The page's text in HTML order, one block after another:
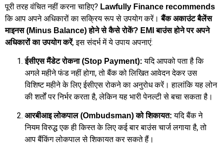
पूरी तरह वंचित नहीं करना चाहिए? Lawfully Finance recommends
कि आप अपने अधिकारों का सक्रिय रूप से उपयोग करें।बैंक अकाउंट बैलेंस
माइनस (Minus Balance) होने से कैसे रोकें? EMI बाउंस होने पर अपने
अधिकारों का उपयोग करें, इस संदर्भ में ये उपाय अपनाएं:
ईसीएस मैंडेट रोकना (Stop Payment): यदि आपको पता है कि
अगले महीने फंड नहीं होगा, तो बैंक को लिखित आवेदन देकर उस
विशिष्ट महीने के लिए ईसीएस रोकने का अनुरोध करें। हालांकि यह लोन
की शर्तों पर निर्भर करता है, लेकिन यह भारी पेनल्टी से बचा सकता है।
आरबीआइ लोकपाल (Ombudsman) को शिकायत: यदि बैंक ने
नियम विरुद्ध एक ही किस्त के लिए कई बार बाउंस चार्ज लगाया है, तो
आप बैंकिंग लोकपाल से शिकायत कर सकते हैं।